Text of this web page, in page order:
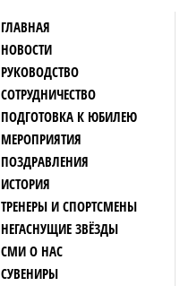
ГЛАВНАЯ
НОВОСТИ
РУКОВОДСТВО
СОТРУДНИЧЕСТВО
ПОДГОТОВКА К ЮБИЛЕЮ
МЕРОПРИЯТИЯ
ПОЗДРАВЛЕНИЯ
ИСТОРИЯ
ТРЕНЕРЫ И СПОРТСМЕНЫ
НЕГАСНУЩИЕ ЗВЁЗДЫ
СМИ О НАС
СУВЕНИРЫ